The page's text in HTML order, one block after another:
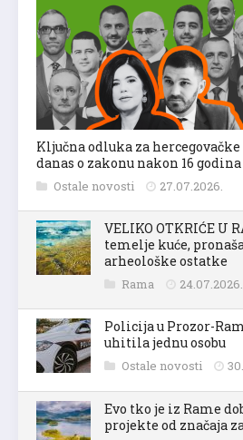
Ključna odluka za
danas o zakonu nakon 16
Ostale novosti 27.07.2026.
VELIKO OTKRIĆE U
temelje kuće,
arheološke ostatke
Rama 24.07.2026.
Policija u Prozor-
uhitila jednu osobu
Ostale novosti
Evo tko je iz Rame
projekte od značaja